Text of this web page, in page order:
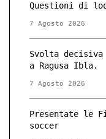
Questioni di
7 Agosto 2026
Svolta
a Ragusa Ibla.
7 Agosto 2026
Presentate le
soccer